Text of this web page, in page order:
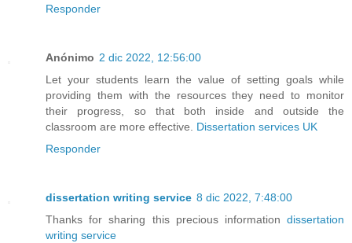
Responder
Anónimo 2 dic 2022, 12:56:00
Let your students learn the value of setting goals while
providing them with the resources they need to monitor
their progress, so that both inside and outside the
classroom are more effective. Dissertation services UK
Responder
dissertation writing service 8 dic 2022, 7:48:00
Thanks for sharing this precious information dissertation
writing service